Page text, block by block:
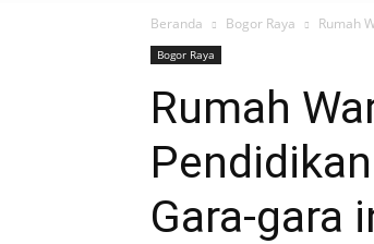
Beranda Bogor Raya Rumah
Bogor Raya
Rumah
Gara-gara